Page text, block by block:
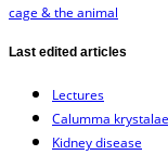
cage & the animal
Last edited articles
Lectures
Calumma krystalae
Kidney disease